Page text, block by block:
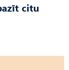
citu